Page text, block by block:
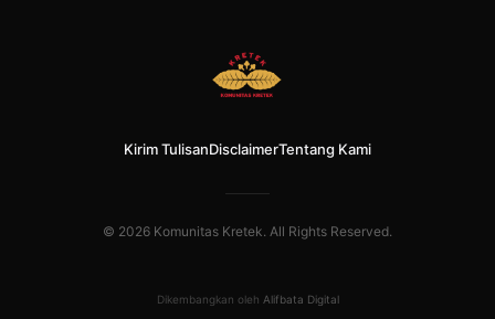
Kirim TulisanDisclaimerTentang Kami
© 2026 Komunitas Kretek. All Rights Reserved.
Dikembangkan oleh Alifbata Digital